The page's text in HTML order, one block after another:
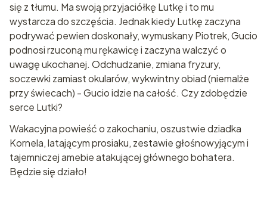
się z tłumu. Ma swoją przyjaciółkę Lutkę i to mu
wystarcza do szczęścia. Jednak kiedy Lutkę zaczyna
podrywać pewien doskonały, wymuskany Piotrek, Gucio
podnosi rzuconą mu rękawicę i zaczyna walczyć o
uwagę ukochanej. Odchudzanie, zmiana fryzury,
soczewki zamiast okularów, wykwintny obiad (niemalże
przy świecach) - Gucio idzie na całość. Czy zdobędzie
serce Lutki?
Wakacyjna powieść o zakochaniu, oszustwie dziadka
Kornela, latającym prosiaku, zestawie głośnowyjącym i
tajemniczej amebie atakującej głównego bohatera.
Będzie się działo!